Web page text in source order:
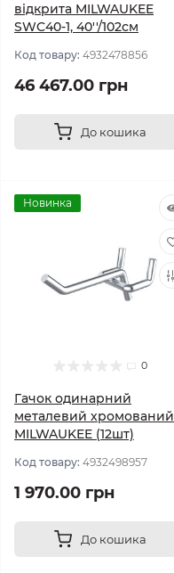
відкрита MILWAUKEE
SWC40-1, 40''/102см
Код товару: 4932478856
46 467.00 грн
До кошика
Новинка
0
Гачок одинарний
металевий хромований
MILWAUKEE (12шт)
Код товару: 4932498957
1 970.00 грн
До кошика